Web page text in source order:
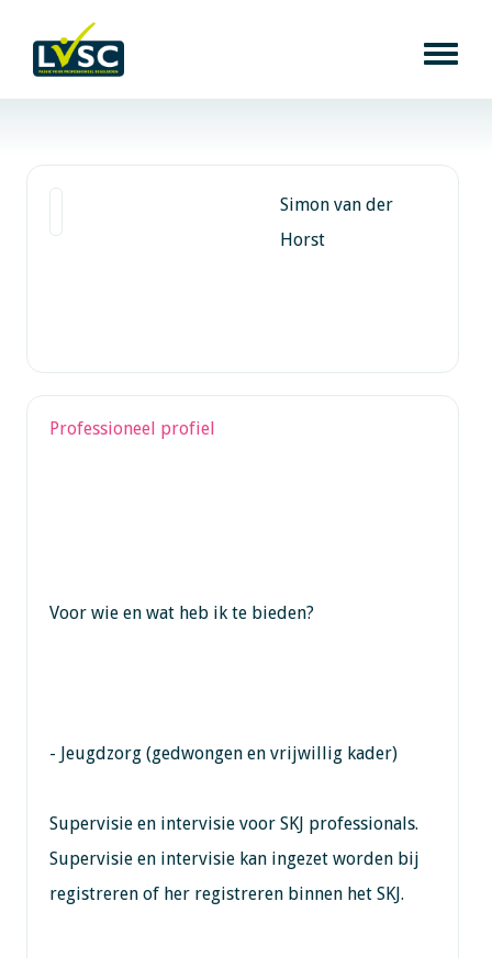
Simon van der
Horst
Professioneel profiel
Voor wie en wat heb ik te bieden?
- Jeugdzorg (gedwongen en vrijwillig kader)
Supervisie en intervisie voor SKJ professionals.
Supervisie en intervisie kan ingezet worden bij
registreren of her registreren binnen het SKJ.